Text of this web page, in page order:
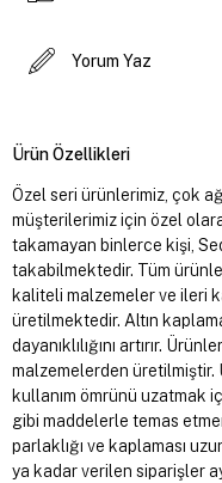
Yorum Yaz
Ürün Özellikleri
Özel seri ürünlerimiz, çok
müşterilerimiz için özel
takamayan binlerce kişi,
takabilmektedir. Tüm
kaliteli malzemeler ve ileri
üretilmektedir. Altın
dayanıklılığını artırır.
malzemelerden üretilmiştir.
kullanım ömrünü uzatmak
gibi maddelerle temas
parlaklığı ve kaplaması
ya kadar verilen siparişler